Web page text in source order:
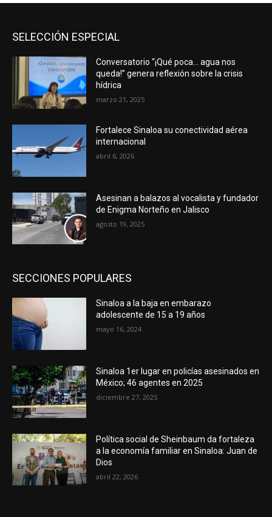
SELECCIÓN ESPECIAL
Conversatorio “¡Qué poca… agua nos
queda!” genera reflexión sobre la crisis
hídrica
marzo 21, 2025
Fortalece Sinaloa su conectividad aérea
internacional
abril 6, 2026
Asesinan a balazos al vocalista y fundador
de Enigma Norteño en Jalisco
agosto 19, 2025
SECCIONES POPULARES
Sinaloa a la baja en embarazo
adolescente de 15 a 19 años
mayo 16, 2024
Sinaloa 1er lugar en policías asesinados en
México; 46 agentes en 2025
diciembre 27, 2025
Política social de Sheinbaum da fortaleza
a la economía familiar en Sinaloa: Juan de
Dios
abril 22, 2026